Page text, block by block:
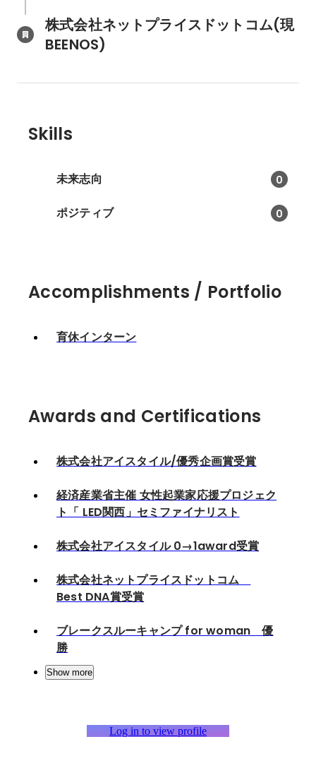
株式会社ネットプライスドットコム(現
BEENOS)
Skills
未来志向 0
ポジティブ 0
Accomplishments / Portfolio
育休インターン
Awards and Certifications
株式会社アイスタイル/優秀企画賞受賞
経済産業省主催 女性起業家応援プロジェク
ト「 LED関西」セミファイナリスト
株式会社アイスタイル 0→1award受賞
株式会社ネットプライスドットコム
Best DNA賞受賞
ブレークスルーキャンプ for woman 優
勝
Show more
Log in to view profile